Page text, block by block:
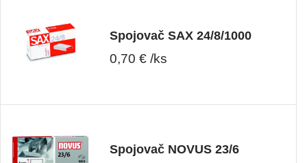
Spojovač SAX 24/8/1000
0,70 € /ks
Spojovač NOVUS 23/6